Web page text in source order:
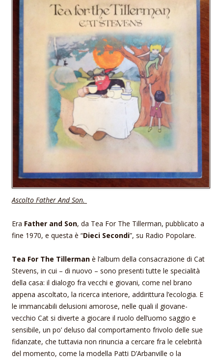
Ascolto Father And Son.
Era Father and Son, da Tea For The Tillerman, pubblicato a
fine 1970, e questa è “Dieci Secondi”, su Radio Popolare.
Tea For The Tillerman è l’album della consacrazione di Cat
Stevens, in cui – di nuovo – sono presenti tutte le specialità
della casa: il dialogo fra vecchi e giovani, come nel brano
appena ascoltato, la ricerca interiore, addirittura l’ecologia. E
le immancabili delusioni amorose, nelle quali il giovane-
vecchio Cat si diverte a giocare il ruolo dell’uomo saggio e
sensibile, un po’ deluso dal comportamento frivolo delle sue
fidanzate, che tuttavia non rinuncia a cercare fra le celebrità
del momento, come la modella Patti D’Arbanville o la